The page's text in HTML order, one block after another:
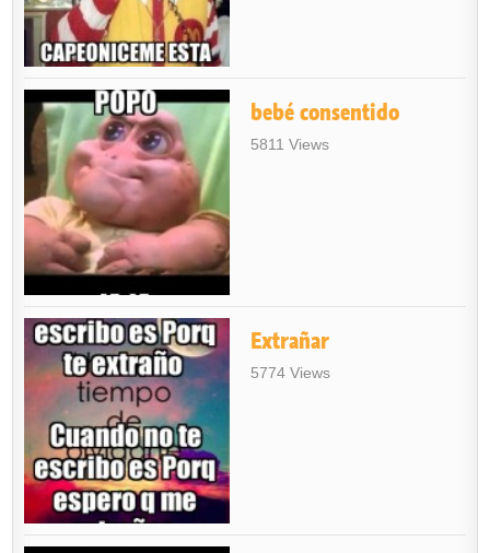
bebé consentido
5811 Views
Extrañar
5774 Views